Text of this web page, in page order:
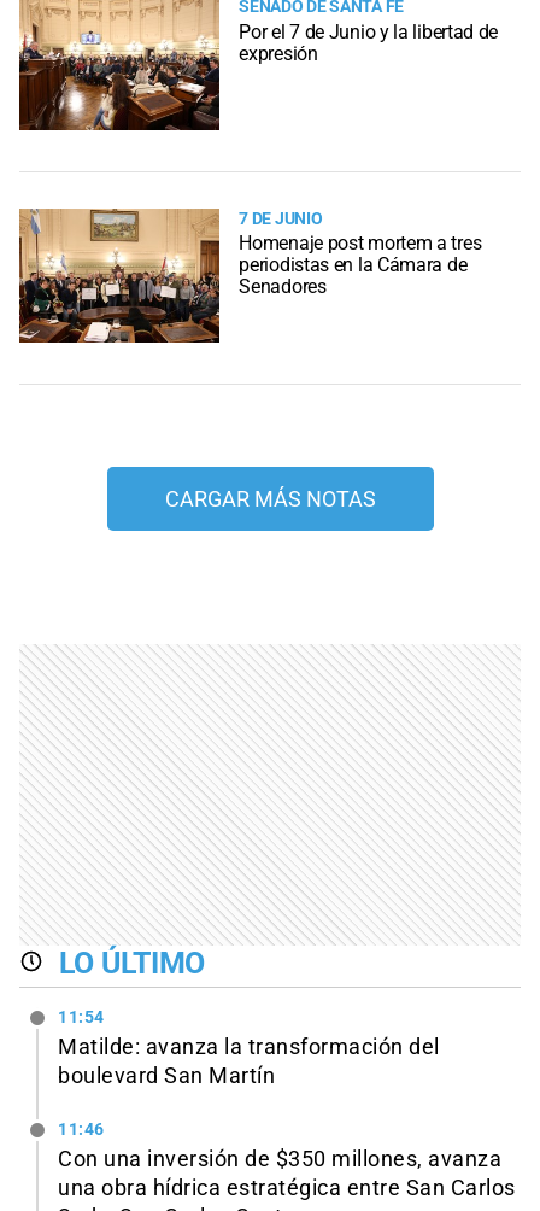
SENADO DE SANTA FE
Por el 7 de Junio y la libertad de
expresión
7 DE JUNIO
Homenaje post mortem a tres
periodistas en la Cámara de
Senadores
CARGAR MÁS NOTAS
LO ÚLTIMO
11:54
Matilde: avanza la transformación del
boulevard San Martín
11:46
Con una inversión de $350 millones, avanza
una obra hídrica estratégica entre San Carlos